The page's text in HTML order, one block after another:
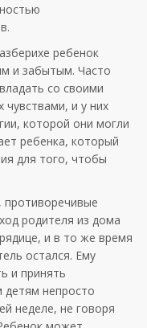
ребенок
и забытым. Часто
со своими
и у них
которой они могли
ребенка, который
для того, чтобы
родителя из дома
и в то же время
остался. Ему
и принять
детям непросто
неделе, не говоря